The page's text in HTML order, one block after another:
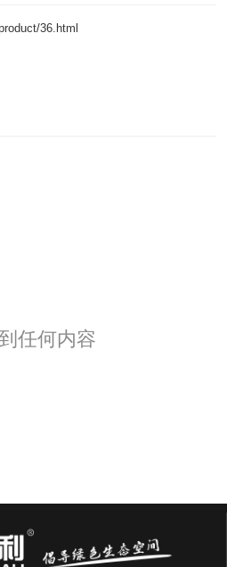
36.html
任何内容